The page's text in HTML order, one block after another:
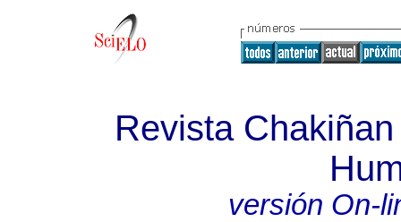
Revista
versión On-